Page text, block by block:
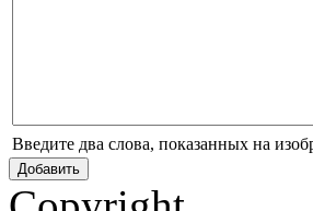
Введите два слова, показанных на